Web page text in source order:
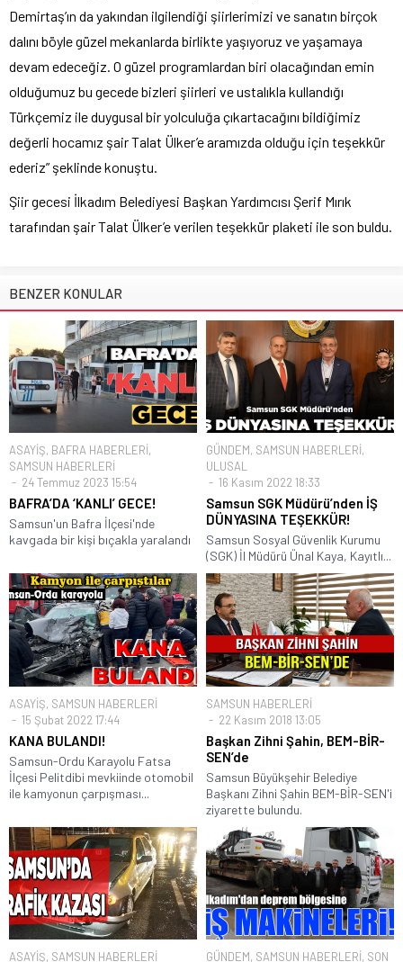
Demirtaş’ın da yakından ilgilendiği şiirlerimizi ve sanatın birçok
dalını böyle güzel mekanlarda birlikte yaşıyoruz ve yaşamaya
devam edeceğiz. O güzel programlardan biri olacağından emin
olduğumuz bu gecede bizleri şiirleri ve ustalıkla kullandığı
Türkçemiz ile duygusal bir yolculuğa çıkartacağını bildiğimiz
değerli hocamız şair Talat Ülker’e aramızda olduğu için teşekkür
ederiz” şeklinde konuştu.
Şiir gecesi İlkadım Belediyesi Başkan Yardımcısı Şerif Mırık
tarafından şair Talat Ülker’e verilen teşekkür plaketi ile son buldu.
BENZER KONULAR
ASAYİŞ, BAFRA HABERLERİ,
SAMSUN HABERLERİ
24 Temmuz 2023 15:54
BAFRA’DA ‘KANLI’ GECE!
Samsun'un Bafra İlçesi'nde
kavgada bir kişi bıçakla yaralandı
GÜNDEM, SAMSUN HABERLERİ,
ULUSAL
16 Kasım 2022 18:33
Samsun SGK Müdürü’nden İŞ
DÜNYASINA TEŞEKKÜR!
Samsun Sosyal Güvenlik Kurumu
(SGK) İl Müdürü Ünal Kaya, Kayıtlı...
ASAYİŞ, SAMSUN HABERLERİ
15 Şubat 2022 17:44
KANA BULANDI!
Samsun-Ordu Karayolu Fatsa
İlçesi Pelitdibi mevkiinde otomobil
ile kamyonun çarpışması...
SAMSUN HABERLERİ
22 Kasım 2018 13:05
Başkan Zihni Şahin, BEM-BİR-
SEN’de
Samsun Büyükşehir Belediye
Başkanı Zihni Şahin BEM-BİR-SEN'i
ziyarette bulundu.
ASAYİŞ, SAMSUN HABERLERİ GÜNDEM, SAMSUN HABERLERİ, SON